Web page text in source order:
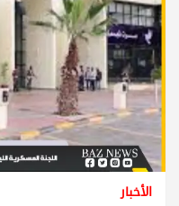
الأخبار